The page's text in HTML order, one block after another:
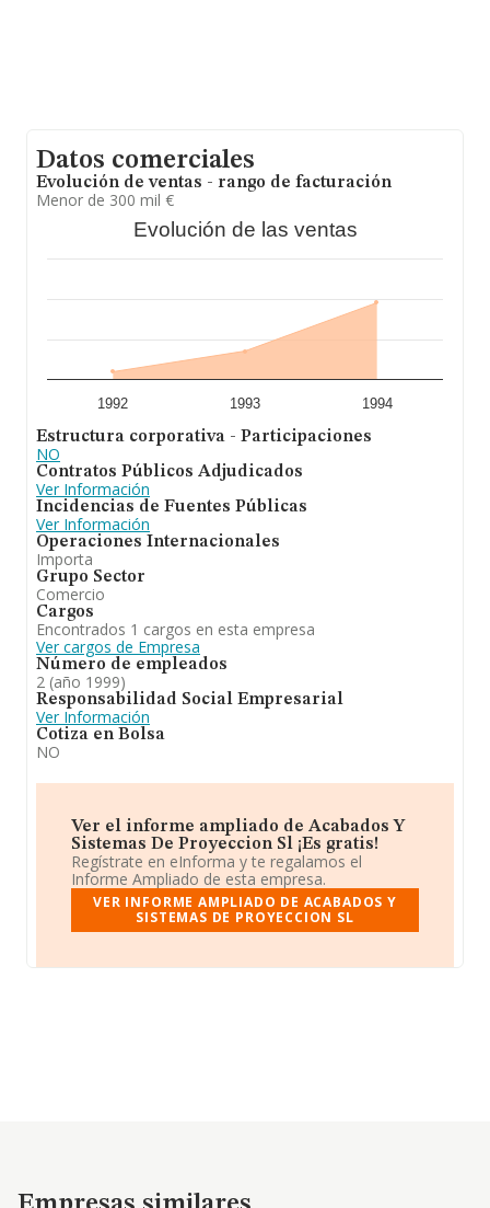
Datos comerciales
Evolución de ventas - rango de facturación
Menor de 300 mil €
Evolución de las ventas
1992 1993 1994
Estructura corporativa - Participaciones
NO
Contratos Públicos Adjudicados
Ver Información
Incidencias de Fuentes Públicas
Ver Información
Operaciones Internacionales
Importa
Grupo Sector
Comercio
Cargos
Encontrados 1 cargos en esta empresa
Ver cargos de Empresa
Número de empleados
2 (año 1999)
Responsabilidad Social Empresarial
Ver Información
Cotiza en Bolsa
NO
Ver el informe ampliado de Acabados Y
Sistemas De Proyeccion Sl ¡Es gratis!
Regístrate en eInforma y te regalamos el
Informe Ampliado de esta empresa.
VER INFORME AMPLIADO DE ACABADOS Y
SISTEMAS DE PROYECCION SL
Empresas similares